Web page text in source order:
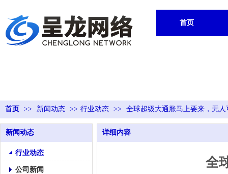
首页
首页 >> 新闻动态 >> 行业动态 >> 全球超级大通胀马上要来，无人
新闻动态
行业动态
公司新闻
详细内容
全